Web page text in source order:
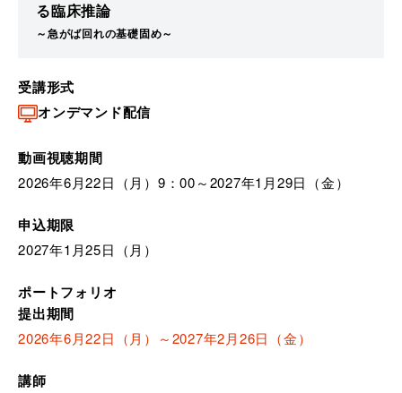
る臨床推論
～急がば回れの基礎固め～
受講形式
オンデマンド配信
動画視聴期間
2026年6月22日（月）9：00～2027年1月29日（金）
申込期限
2027年1月25日（月）
ポートフォリオ
提出期間
2026年6月22日（月）～2027年2月26日（金）
講師